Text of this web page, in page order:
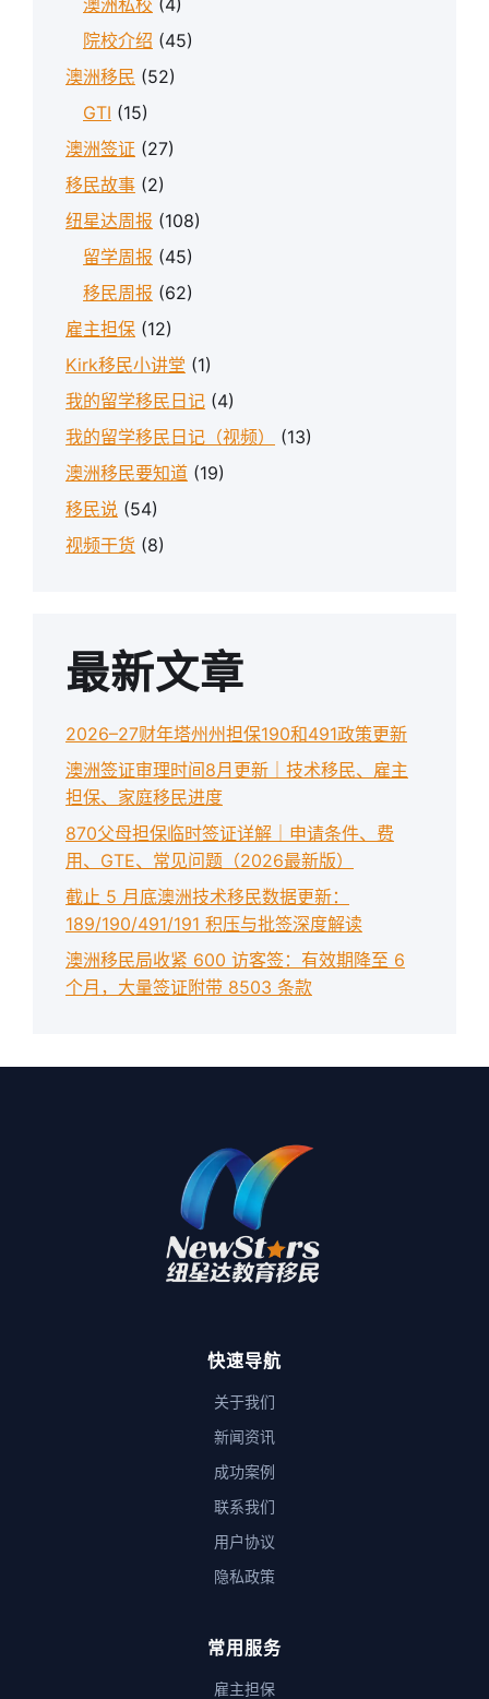
澳洲私校 (4)
院校介绍 (45)
澳洲移民 (52)
GTI (15)
澳洲签证 (27)
移民故事 (2)
纽星达周报 (108)
留学周报 (45)
移民周报 (62)
雇主担保 (12)
Kirk移民小讲堂 (1)
我的留学移民日记 (4)
我的留学移民日记（视频）
(13)
澳洲移民要知道 (19)
移民说 (54)
视频干货 (8)
最新文章
2026–27财年塔州州担保190和491政策更新
澳洲签证审理时间8月更新｜技术移民、雇主
担保、家庭移民进度
870父母担保临时签证详解｜申请条件、费
用、GTE、常见问题（2026最新版）
截止 5 月底澳洲技术移民数据更新：
189/190/491/191 积压与批签深度解读
澳洲移民局收紧 600 访客签：有效期降至 6
个月，大量签证附带 8503 条款
快速导航
关于我们
新闻资讯
成功案例
联系我们
用户协议
隐私政策
常用服务
雇主担保